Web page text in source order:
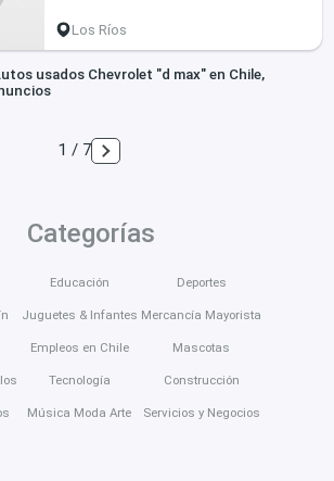
Los Ríos
usados Chevrolet "d max" en Chile,
1 / 7
Categorías
Educación
Juguetes & Infantes
Empleos en Chile
Tecnología
Música Moda Arte
Deportes
Mercancía Mayorista
Mascotas
Construcción
Servicios y Negocios